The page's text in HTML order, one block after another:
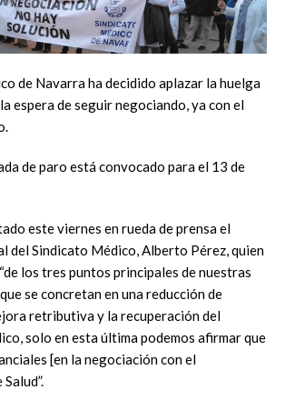
de Navarra ha decidido aplazar la huelga
espera de seguir negociando, ya con el
de paro está convocado para el 13 de
este viernes en rueda de prensa el
del Sindicato Médico, Alberto Pérez, quien
los tres puntos principales de nuestras
se concretan en una reducción de
retributiva y la recuperación del
solo en esta última podemos afirmar que
[en la negociación con el